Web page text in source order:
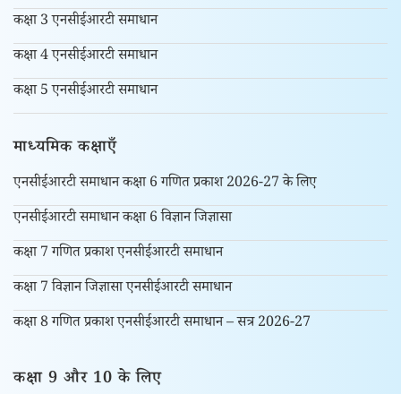
कक्षा 3 एनसीईआरटी समाधान
कक्षा 4 एनसीईआरटी समाधान
कक्षा 5 एनसीईआरटी समाधान
माध्यमिक कक्षाएँ
एनसीईआरटी समाधान कक्षा 6 गणित प्रकाश 2026-27 के लिए
एनसीईआरटी समाधान कक्षा 6 विज्ञान जिज्ञासा
कक्षा 7 गणित प्रकाश एनसीईआरटी समाधान
कक्षा 7 विज्ञान जिज्ञासा एनसीईआरटी समाधान
कक्षा 8 गणित प्रकाश एनसीईआरटी समाधान – सत्र 2026-27
कक्षा 9 और 10 के लिए